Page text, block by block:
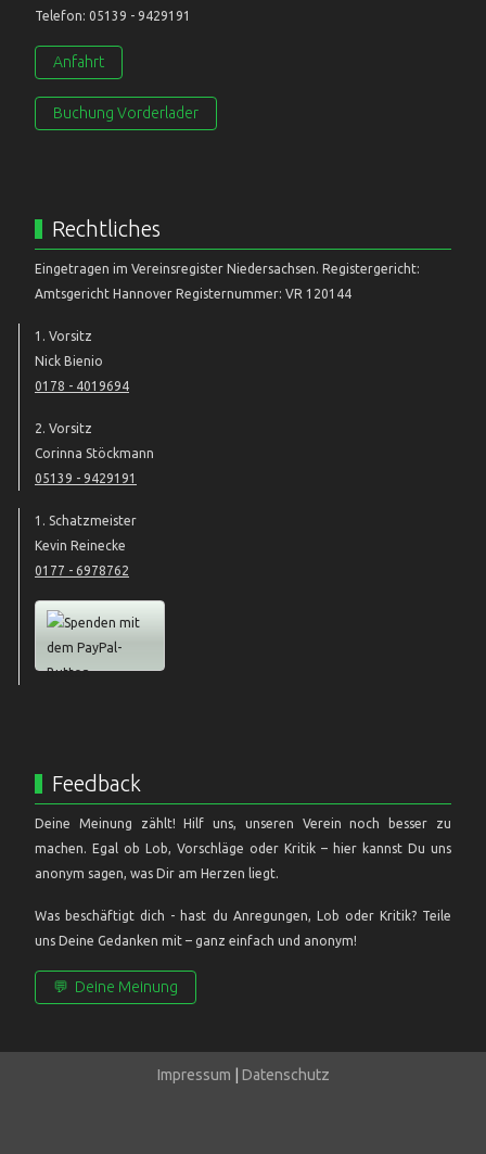
Telefon: 05139 - 9429191
Anfahrt
Buchung Vorderlader
Rechtliches
Eingetragen im Vereinsregister Niedersachsen. Registergericht:
Amtsgericht Hannover Registernummer: VR 120144
1. Vorsitz
Nick Bienio
0178 - 4019694
2. Vorsitz
Corinna Stöckmann
05139 - 9429191
1. Schatzmeister
Kevin Reinecke
0177 - 6978762
Feedback
Deine Meinung zählt! Hilf uns, unseren Verein noch besser zu
machen. Egal ob Lob, Vorschläge oder Kritik – hier kannst Du uns
anonym sagen, was Dir am Herzen liegt.
Was beschäftigt dich - hast du Anregungen, Lob oder Kritik? Teile
uns Deine Gedanken mit – ganz einfach und anonym!
💬 Deine Meinung
Impressum Datenschutz